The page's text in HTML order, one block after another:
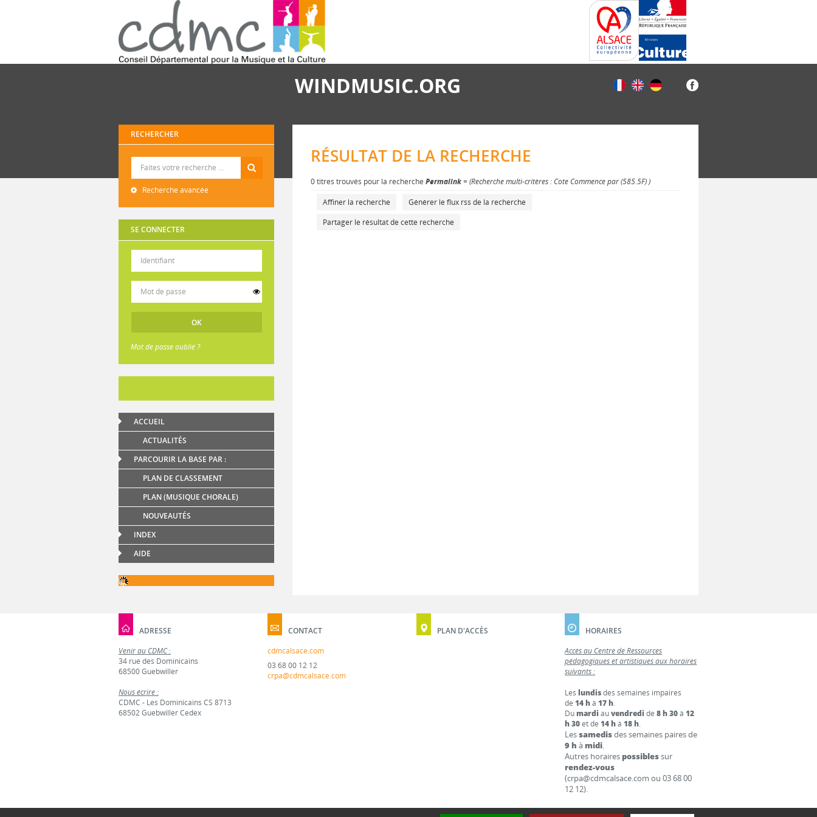
WINDMUSIC.ORG
RECHERCHER
Recherche avancée
SE CONNECTER
Mot de passe oublié ?
ACCUEIL
ACTUALITÉS
PARCOURIR LA BASE PAR :
PLAN DE CLASSEMENT
PLAN (MUSIQUE CHORALE)
NOUVEAUTÉS
INDEX
AIDE
RÉSULTAT DE LA RECHERCHE
0 titres trouvés pour la recherche Permalink= (Recherche multi-critères : Cote Commence par (585.5F) )
Affiner la recherche
Générer le flux rss de la recherche
Partager le résultat de cette recherche
ADRESSE
Venir au CDMC :
34 rue des Dominicains
68500 Guebwiller
Nous écrire :
CDMC - Les Dominicains CS 8713
68502 Guebwiller Cedex
CONTACT
cdmcalsace.com
03 68 00 12 12
crpa@cdmcalsace.com
PLAN D'ACCÈS
HORAIRES
Accès au Centre de Ressources
pédagogiques et artistiques aux horaires
suivants :
Leslundisdes semaines impaires
de14 hà17 h.
Dumardi auvendredi de8 h 30à12
h 30et de14 hà18 h.
Lessamedisdes semaines paires de
9 h à midi.
Autres horaires possiblessur
rendez-vous
(crpa@cdmcalsace.com ou 03 68 00
12 12).